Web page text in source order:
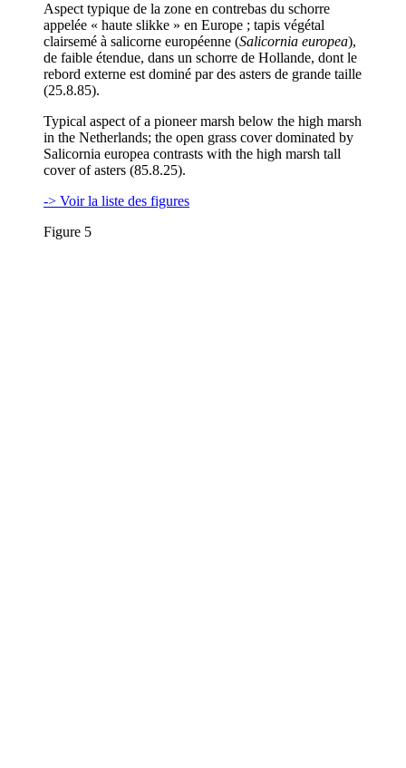
Aspect typique de la zone en contrebas du schorre
appelée « haute slikke » en Europe ; tapis végétal
clairsemé à salicorne européenne (Salicornia europea),
de faible étendue, dans un schorre de Hollande, dont le
rebord externe est dominé par des asters de grande taille
(25.8.85).
Typical aspect of a pioneer marsh below the high marsh
in the Netherlands; the open grass cover dominated by
Salicornia europea contrasts with the high marsh tall
cover of asters (85.8.25).
-> Voir la liste des figures
Figure 5